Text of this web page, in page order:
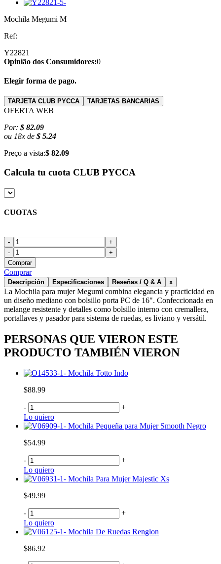
Mochila Megumi M
Ref:
Y22821
Opinião dos Consumidores:0
Elegir forma de pago.
TARJETA CLUB PYCCA TARJETAS BANCARIAS
OFERTA WEB
Por: $ 82.09
ou 18x de $ 5.24
Preço a vista:$ 82.09
Calcula tu cuota CLUB PYCCA
CUOTAS
-
+
-
+
Comprar
Comprar
Descripción Especificaciones Reseñas / Q & A x
La Mochila para mujer Megumi combina elegancia y practicidad en
un diseño mediano con bolsillo porta PC de 16". Confeccionada en
melange resistente y detalles como bolsillo interno con cremallera,
portallaves y pasador para sistema de ruedas, es liviano y versátil.
PERSONAS QUE VIERON ESTE
PRODUCTO TAMBIÉN VIERON
Mochila Totto Indo
$88.99
-
+
Lo quiero
Mochila Pequeña para Mujer Smooth Negro
$54.99
-
+
Lo quiero
Mochila Para Mujer Majestic Xs
$49.99
-
+
Lo quiero
Mochila De Ruedas Renglon
$86.92